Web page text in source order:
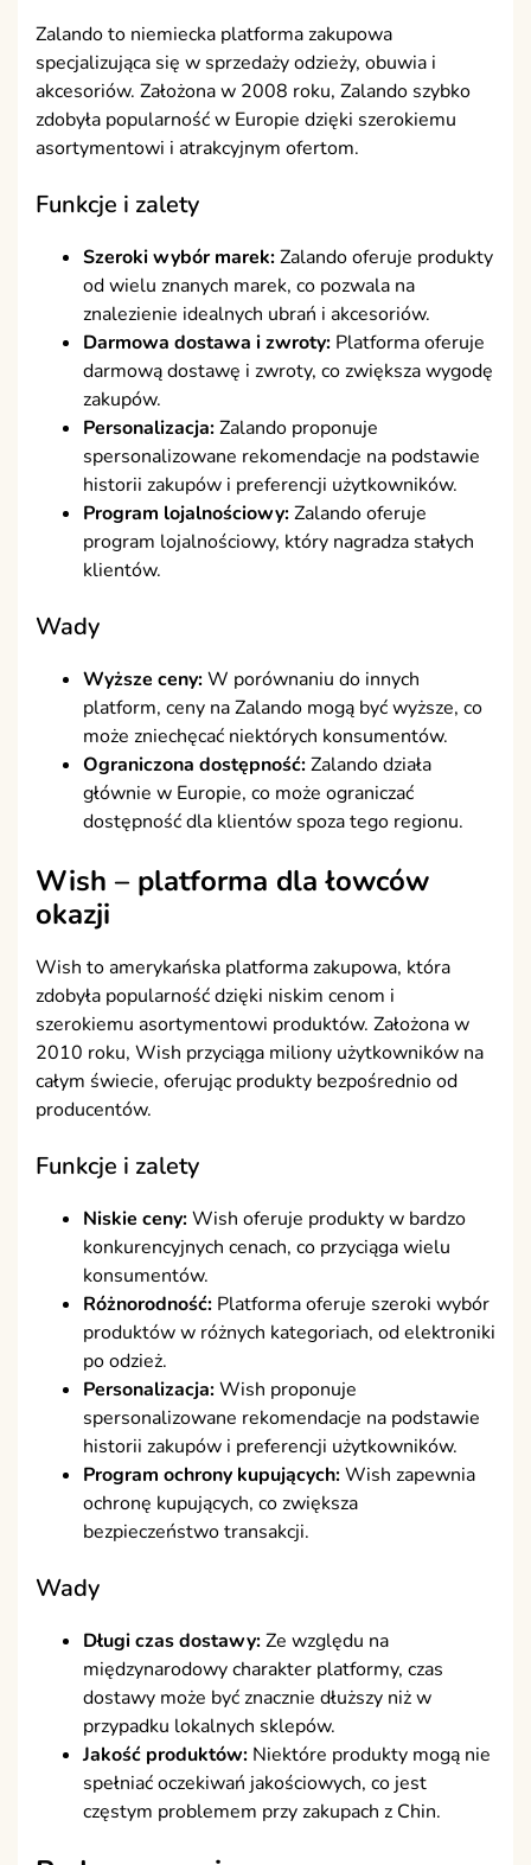
Zalando to niemiecka platforma zakupowa
specjalizująca się w sprzedaży odzieży, obuwia i
akcesoriów. Założona w 2008 roku, Zalando szybko
zdobyła popularność w Europie dzięki szerokiemu
asortymentowi i atrakcyjnym ofertom.
Funkcje i zalety
Szeroki wybór marek:Zalando oferuje produkty
od wielu znanych marek, co pozwala na
znalezienie idealnych ubrań i akcesoriów.
Darmowa dostawa i zwroty: Platforma oferuje
darmową dostawę i zwroty, co zwiększa wygodę
zakupów.
Personalizacja:Zalando proponuje
spersonalizowane rekomendacje na podstawie
historii zakupów i preferencji użytkowników.
Program lojalnościowy:Zalando oferuje
program lojalnościowy, który nagradza stałych
klientów.
Wady
Wyższe ceny:W porównaniu do innych
platform, ceny na Zalando mogą być wyższe, co
może zniechęcać niektórych konsumentów.
Ograniczona dostępność:Zalando działa
głównie w Europie, co może ograniczać
dostępność dla klientów spoza tego regionu.
Wish – platforma dla łowców
okazji
Wish to amerykańska platforma zakupowa, która
zdobyła popularność dzięki niskim cenom i
szerokiemu asortymentowi produktów. Założona w
2010 roku, Wish przyciąga miliony użytkowników na
całym świecie, oferując produkty bezpośrednio od
producentów.
Funkcje i zalety
Niskie ceny:Wish oferuje produkty w bardzo
konkurencyjnych cenach, co przyciąga wielu
konsumentów.
Różnorodność: Platforma oferuje szeroki wybór
produktów w różnych kategoriach, od elektroniki
po odzież.
Personalizacja:Wish proponuje
spersonalizowane rekomendacje na podstawie
historii zakupów i preferencji użytkowników.
Program ochrony kupujących:Wish zapewnia
ochronę kupujących, co zwiększa
bezpieczeństwo transakcji.
Wady
Długi czas dostawy:Ze względu na
międzynarodowy charakter platformy, czas
dostawy może być znacznie dłuższy niż w
przypadku lokalnych sklepów.
Jakość produktów: Niektóre produkty mogą nie
spełniać oczekiwań jakościowych, co jest
częstym problemem przy zakupach z Chin.